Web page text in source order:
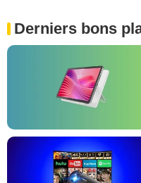
Derniers bons